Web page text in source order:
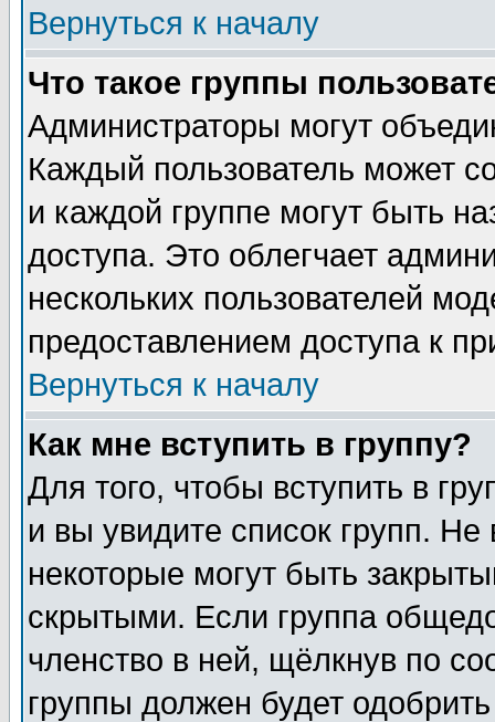
Вернуться к началу
Что такое группы
Администраторы могут
Каждый пользователь может
и каждой группе могут быть
доступа. Это облегчает
нескольких пользователей
предоставлением доступа к
Вернуться к началу
Как мне вступить в группу?
Для того, чтобы вступить в
и вы увидите список групп.
некоторые могут быть
скрытыми. Если группа
членство в ней, щёлкнув по
группы должен будет